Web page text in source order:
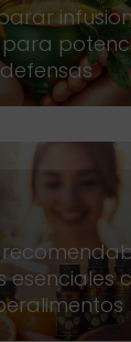
defensas
esenciales